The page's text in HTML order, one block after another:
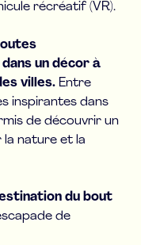
récréatif (VR).
un décor à
villes. Entre
inspirantes dans
de découvrir un
nature et la
du bout
de